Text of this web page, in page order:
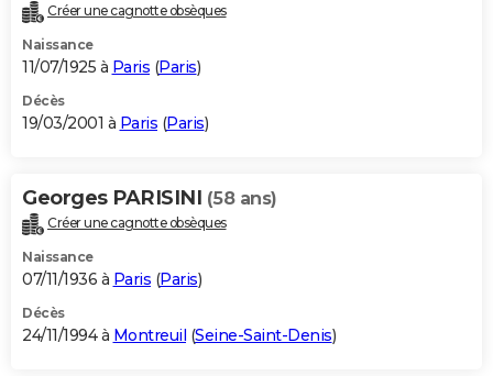
Créer une cagnotte obsèques
Naissance
11/07/1925 à Paris (Paris)
Décès
19/03/2001 à Paris (Paris)
Georges PARISINI (58 ans)
Créer une cagnotte obsèques
Naissance
07/11/1936 à Paris (Paris)
Décès
24/11/1994 à Montreuil (Seine-Saint-Denis)